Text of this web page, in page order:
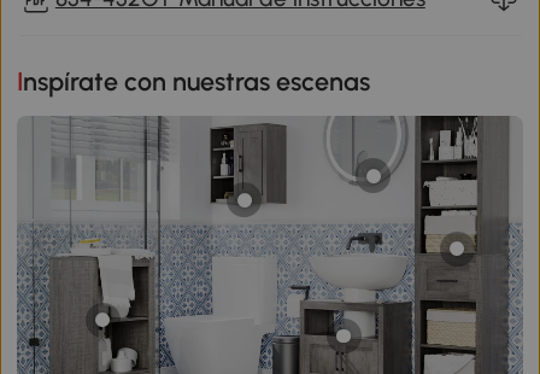
Inspírate con nuestras escenas